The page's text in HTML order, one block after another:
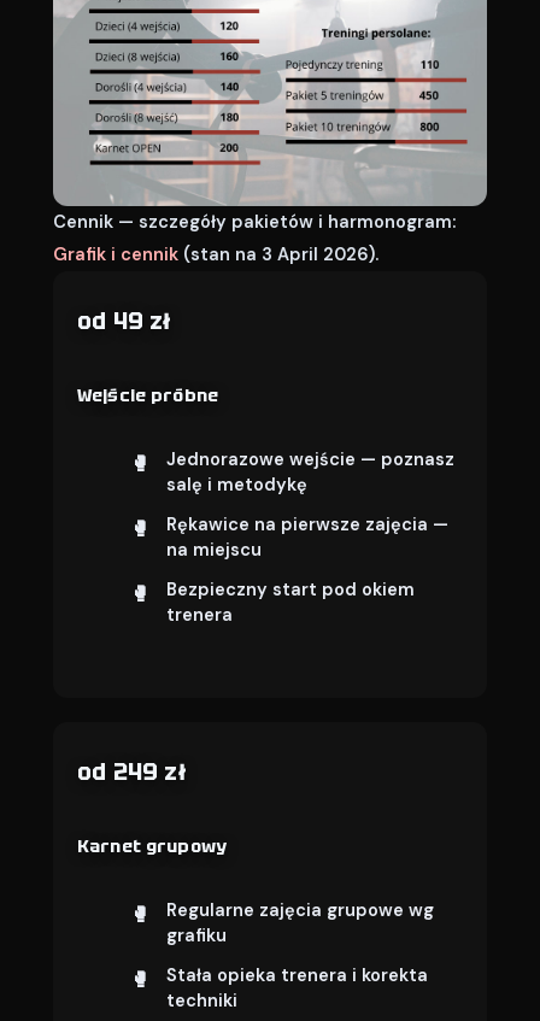
Cennik — szczegóły pakietów i harmonogram:
Grafik i cennik (stan na 3 April 2026).
od 49 zł
Wejście próbne
Jednorazowe wejście — poznasz
salę i metodykę
Rękawice na pierwsze zajęcia —
na miejscu
Bezpieczny start pod okiem
trenera
od 249 zł
Karnet grupowy
Regularne zajęcia grupowe wg
grafiku
Stała opieka trenera i korekta
techniki